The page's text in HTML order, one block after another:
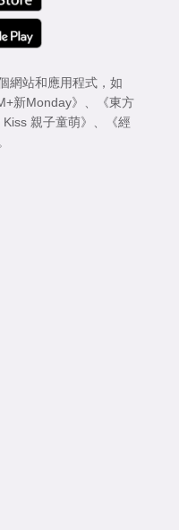
網站和應用程式，如
新Monday》
《東方
Kiss 親子童萌》
《經
。